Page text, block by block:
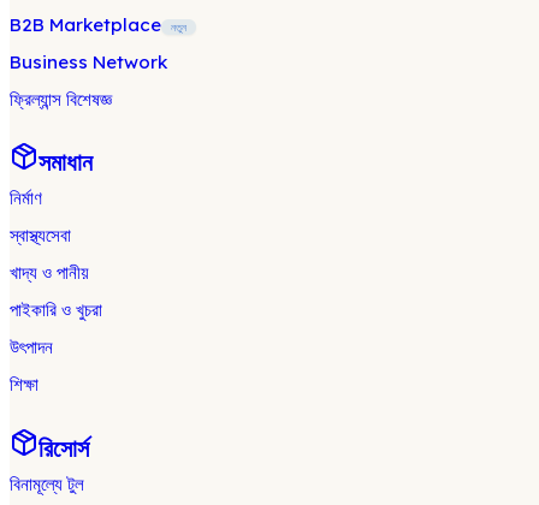
B2B Marketplace
নতুন
Business Network
ফ্রিল্যান্স বিশেষজ্ঞ
সমাধান
নির্মাণ
স্বাস্থ্যসেবা
খাদ্য ও পানীয়
পাইকারি ও খুচরা
উৎপাদন
শিক্ষা
রিসোর্স
বিনামূল্যে টুল